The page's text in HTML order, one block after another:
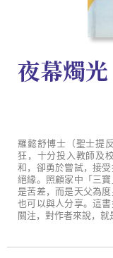
羅懿舒博士（聖士提
狂，十分投入教師及
和，卻勇於嘗試，接
絕緣。照顧家中「三
是苦差，而是天父為
也可以與人分享。這
關注，對作者來說，就